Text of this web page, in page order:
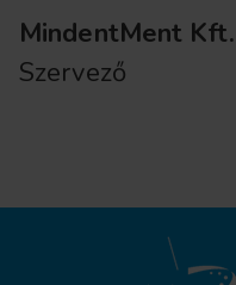
MindentMent Kft.
Szervező